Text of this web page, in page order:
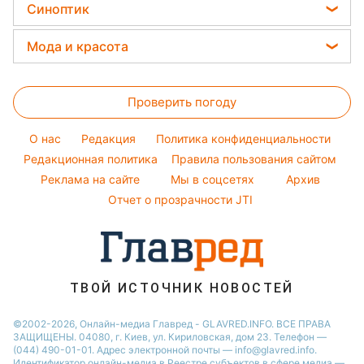
Алла Пугачева
Максим Галкин
Новости Львова
Новости Тернополя
Новости Житомира
Новости Одессы
Праздничное меню
Оптические иллюзии
Народные приметы
Авто
Стирка
Цены на продукты
Денежная помощь
Тарифы
Курс валют
Синоптик
Прогноз погоды
Магнитные бури
Погода на сегодня
Погода на завтра
Пылевая буря
Мода и красота
Окрашивание волос
Красивый маникюр
Модные ошибки
Новости моды
Советы от Андре Тана
Проверить погоду
O нас Редакция
Политика конфиденциальности
Редакционная политика
Правила пользования сайтом
Реклама на сайте
Мы в соцсетях
Архив
Отчет о прозрачности JTI
ТВОЙ ИСТОЧНИК НОВОСТЕЙ
©2002-2026, Онлайн-медиа Главред - GLAVRED.INFO. ВСЕ ПРАВА
ЗАЩИЩЕНЫ. 04080, г. Киев, ул. Кириловская, дом 23. Телефон —
(044) 490-01-01. Адрес электронной почты — info@glavred.info.